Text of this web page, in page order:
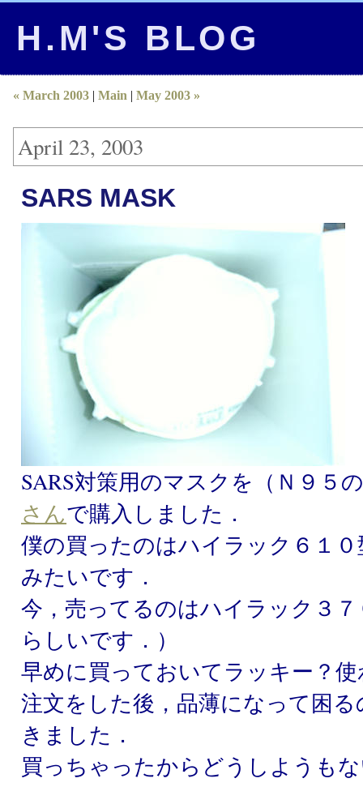
H.M'S BLOG
« March 2003 | Main | May 2003 »
April 23, 2003
SARS MASK
SARS対策用のマスクを（Ｎ９５
さんで購入しました．
僕の買ったのはハイラック６１
みたいです．
今，売ってるのはハイラック３
らしいです．）
早めに買っておいてラッキー？
注文をした後，品薄になって困
きました．
買っちゃったからどうしようも